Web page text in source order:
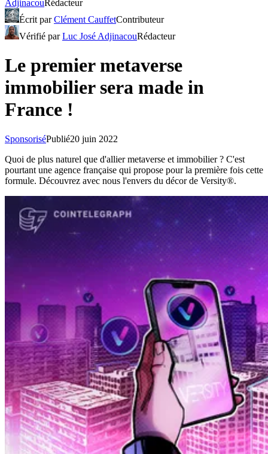
AdjinacouRédacteur
Écrit parClément CauffetContributeur
Vérifié parLuc José AdjinacouRédacteur
Le premier metaverse
immobilier sera made in
France !
SponsoriséPublié20 juin 2022
Quoi de plus naturel que d'allier metaverse et immobilier ? C'est
pourtant une agence française qui propose pour la première fois cette
formule. Découvrez avec nous l'envers du décor de Versity®.